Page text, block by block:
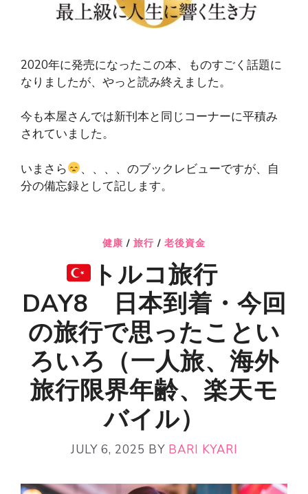
2020年に発売になったこの本、ものすごく話題に
なりましたが、やっと読み終えました。
今も本屋さんでは新刊本と同じコーナーに平積み
されていました。
いまさら
、、、、のブックレビューですが、自
分の備忘録として記します。
健康 / 旅行 / 老後資金
トルコ旅行
DAY8 日本到着・今回
の旅行で思ったことい
ろいろ（一人旅、海外
旅行限界年齢、楽天モ
バイル）
JULY 6, 2025 BY BARI KYARI